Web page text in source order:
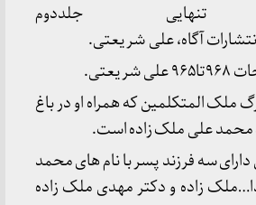
تنهایی جلددوم
ملک المتکلمین که همراه او در باغ
محمد علی ملک زاده است.
سه فرزند پسر با نام های محمد
زاده و دکتر مهدی ملک زاده